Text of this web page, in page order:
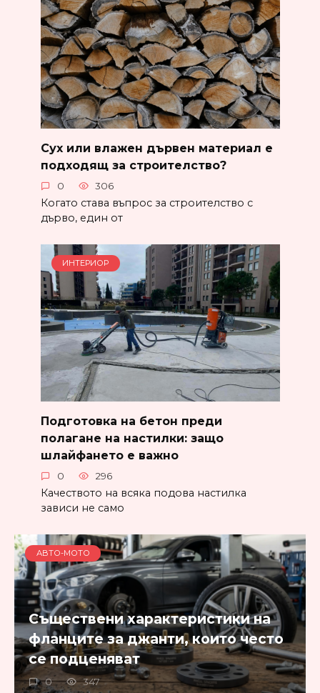
Сух или влажен дървен материал е
подходящ за строителство?
0 306
Когато става въпрос за строителство с
дърво, един от
ИНТЕРИОР
Подготовка на бетон преди
полагане на настилки: защо
шлайфането е важно
0 296
Качеството на всяка подова настилка
зависи не само
АВТО-МОТО
Съществени характеристики на
фланците за джанти, които често
се подценяват
0 347